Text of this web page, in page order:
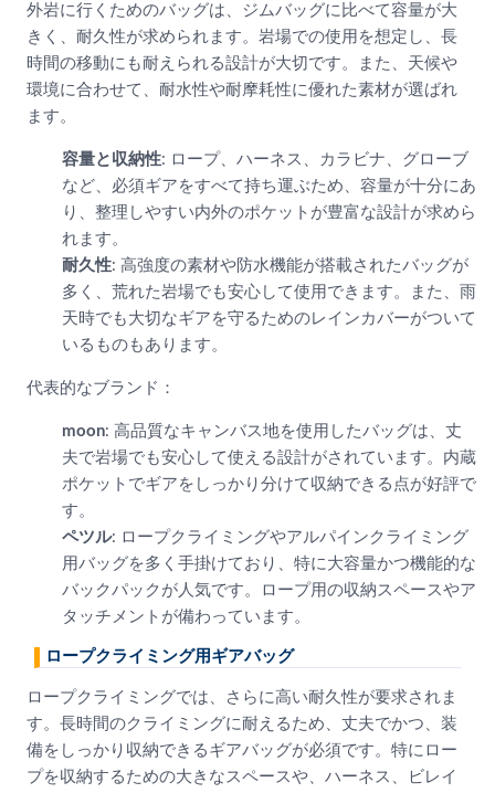
外岩に行くためのバッグは、ジムバッグに比べて容量が大
きく、耐久性が求められます。岩場での使用を想定し、長
時間の移動にも耐えられる設計が大切です。また、天候や
環境に合わせて、耐水性や耐摩耗性に優れた素材が選ばれ
ます。
容量と収納性: ロープ、ハーネス、カラビナ、グローブ
など、必須ギアをすべて持ち運ぶため、容量が十分にあ
り、整理しやすい内外のポケットが豊富な設計が求めら
れます。
耐久性: 高強度の素材や防水機能が搭載されたバッグが
多く、荒れた岩場でも安心して使用できます。また、雨
天時でも大切なギアを守るためのレインカバーがついて
いるものもあります。
代表的なブランド：
moon: 高品質なキャンバス地を使用したバッグは、丈
夫で岩場でも安心して使える設計がされています。内蔵
ポケットでギアをしっかり分けて収納できる点が好評で
す。
ペツル: ロープクライミングやアルパインクライミング
用バッグを多く手掛けており、特に大容量かつ機能的な
バックパックが人気です。ロープ用の収納スペースやア
タッチメントが備わっています。
ロープクライミング用ギアバッグ
ロープクライミングでは、さらに高い耐久性が要求されま
す。長時間のクライミングに耐えるため、丈夫でかつ、装
備をしっかり収納できるギアバッグが必須です。特にロー
プを収納するための大きなスペースや、ハーネス、ビレイ